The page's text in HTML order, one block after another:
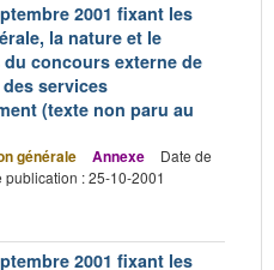
2001 fixant les
la nature et le
concours externe de
services
(texte non paru au
générale Annexe
Date de
publication : 25-10-2001
2001 fixant les